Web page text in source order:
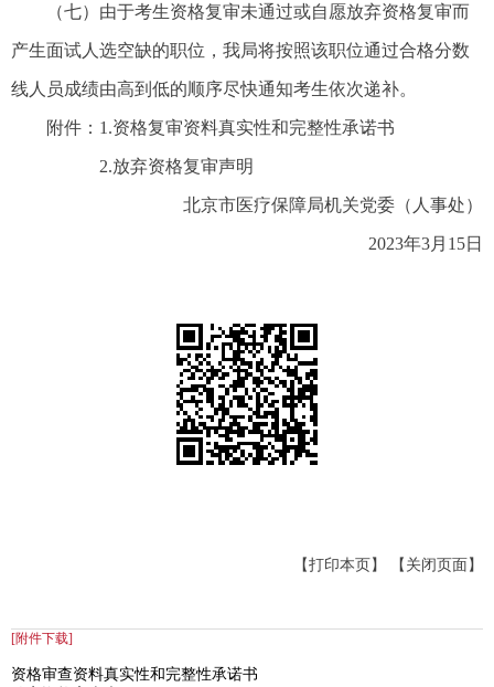
（七）由于考生资格复审未通过或自愿放弃资格复审而
产生面试人选空缺的职位，我局将按照该职位通过合格分数
线人员成绩由高到低的顺序尽快通知考生依次递补。
附件：1.资格复审资料真实性和完整性承诺书
2.放弃资格复审声明
北京市医疗保障局机关党委（人事处）
2023年3月15日
【打印本页】 【关闭页面】
[附件下载]
资格审查资料真实性和完整性承诺书